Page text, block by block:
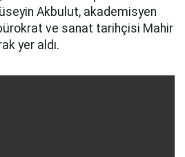
Akbulut, akademisyen
ve sanat tarihçisi Mahir
yer aldı.